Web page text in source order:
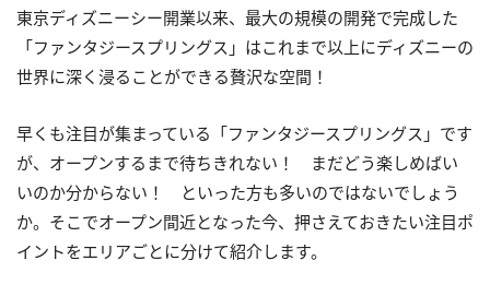
東京ディズニーシー開業以来、最大の規模の開発で完成した
「ファンタジースプリングス」はこれまで以上にディズニーの
世界に深く浸ることができる贅沢な空間！
早くも注目が集まっている「ファンタジースプリングス」です
が、オープンするまで待ちきれない！ まだどう楽しめばい
いのか分からない！ といった方も多いのではないでしょう
か。そこでオープン間近となった今、押さえておきたい注目ポ
イントをエリアごとに分けて紹介します。